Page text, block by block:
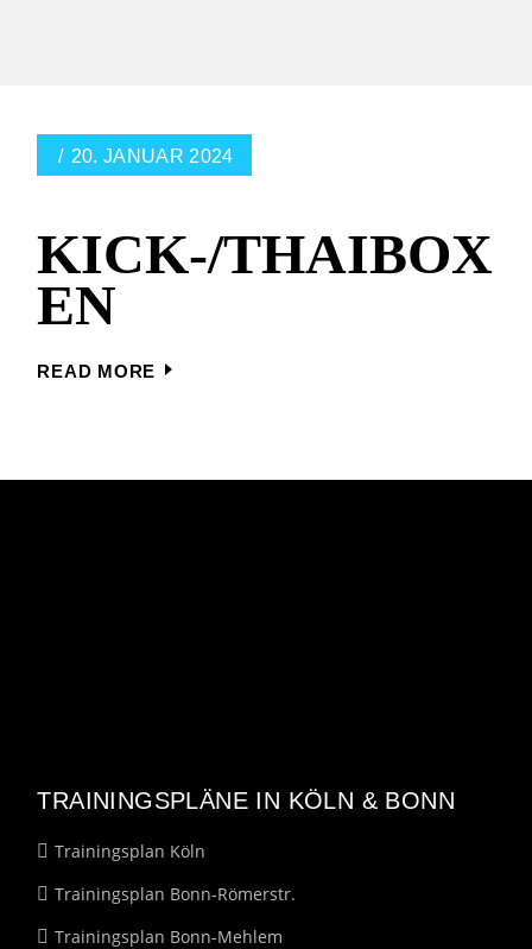
20. JANUAR 2024
KICK-/THAIBOX
EN
READ MORE
TRAININGSPLÄNE IN KÖLN & BONN
Trainingsplan Köln
Trainingsplan Bonn-Römerstr.
Trainingsplan Bonn-Mehlem